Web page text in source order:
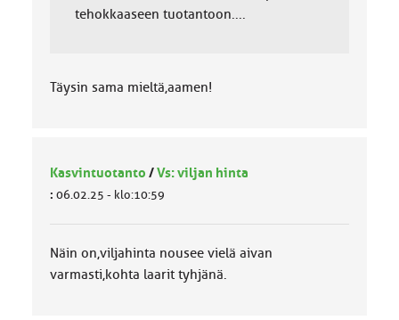
tehokkaaseen tuotantoon....
Täysin sama mieltä,aamen!
Kasvintuotanto /Vs: viljan hinta
: 06.02.25 - klo:10:59
Näin on,viljahinta nousee vielä aivan
varmasti,kohta laarit tyhjänä.